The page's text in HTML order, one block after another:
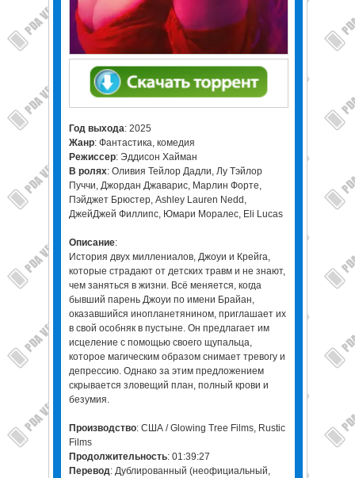
Год выхода: 2025
Жанр: Фантастика, комедия
Режиссер: Эддисон Хайман
В ролях: Оливия Тейлор Дадли, Лу Тэйлор
Пуччи, Джордан Джаварис, Марлин Форте,
Пэйджет Брюстер, Ashley Lauren Nedd,
ДжейДжей Филлипс, Юмари Моралес, Eli Lucas
Описание:
История двух миллениалов, Джоуи и Крейга,
которые страдают от детских травм и не знают,
чем заняться в жизни. Всё меняется, когда
бывший парень Джоуи по имени Брайан,
оказавшийся инопланетянином, приглашает их
в свой особняк в пустыне. Он предлагает им
исцеление с помощью своего щупальца,
которое магическим образом снимает тревогу и
депрессию. Однако за этим предложением
скрывается зловещий план, полный крови и
безумия.
Производство: США / Glowing Tree Films, Rustic
Films
Продолжительность: 01:39:27
Перевод: Дублированный (неофициальный,